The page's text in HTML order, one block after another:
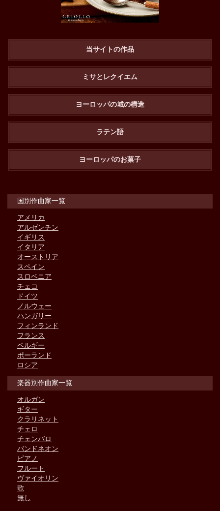
当サイトの作品
ミサとレクイエム
ヨーロッパの城の構造
ラテン語
ヨーロッパのお菓子
国別作曲家一覧
アメリカ
アルゼンチン
イギリス
イタリア
オーストリア
スペイン
スロベニア
チェコ
ドイツ
ノルウェー
ハンガリー
フィンランド
フランス
ベルギー
ポーランド
ロシア
楽器別作曲家一覧
オルガン
ギター
クラリネット
チェロ
チェンバロ
バンドネオン
ピアノ
フルート
ヴァイオリン
歌
無し